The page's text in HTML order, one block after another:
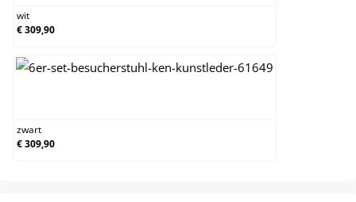
wit
€ 309,90
zwart
€ 309,90